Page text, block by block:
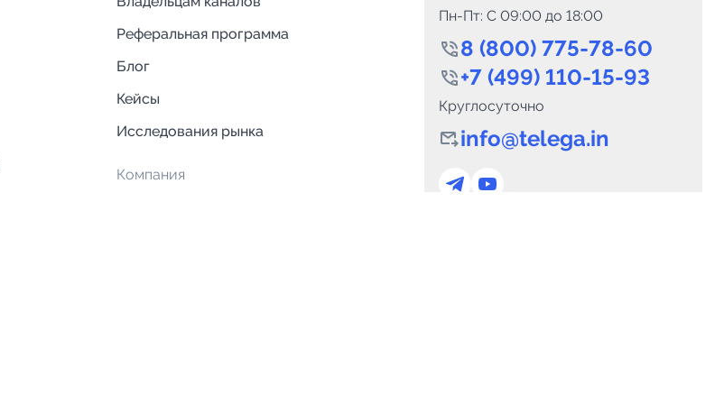
Реферальная программа
Блог
Кейсы
Исследования рынка
Компания
Пн-Пт: C 09:00 до 18:00
8 (800) 775-78-60
+7 (499) 110-15-93
Круглосуточно
info@telega.in